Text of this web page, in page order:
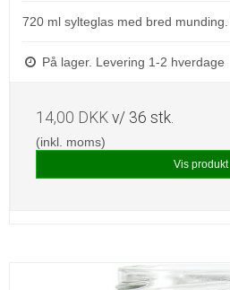
720 ml sylteglas med bred
På lager. Levering 1-2 hverdage
14,00 DKK v/ 36 stk.
(inkl. moms)
Vis produkt